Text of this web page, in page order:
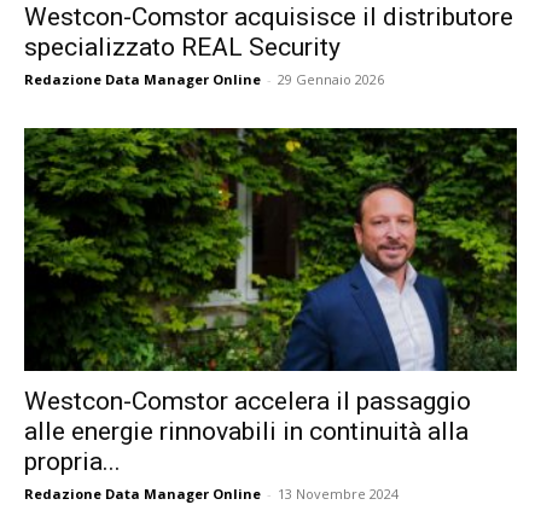
Westcon-Comstor acquisisce il distributore
specializzato REAL Security
Redazione Data Manager Online - 29 Gennaio 2026
Westcon-Comstor accelera il passaggio
alle energie rinnovabili in continuità alla
propria...
Redazione Data Manager Online - 13 Novembre 2024